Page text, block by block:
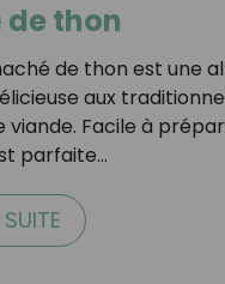
thon
de thon est une
aux
viande. Facile à
parfaite…
SUITE